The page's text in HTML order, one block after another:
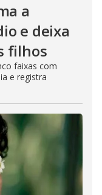
a
e deixa
filhos
faixas com
e registra